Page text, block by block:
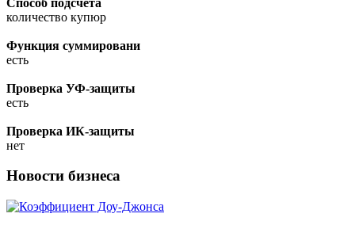
количество купюр
Функция суммировани
есть
Проверка УФ-защиты
есть
Проверка ИК-защиты
нет
Новости бизнеса